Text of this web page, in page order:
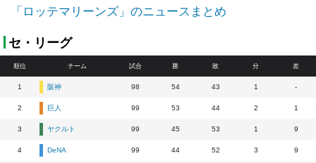
「ロッテマリーンズ」のニュースまとめ
セ・リーグ
順位 チーム 試合 勝 敗 分 差
1 阪神 98 54 43 1 -
2 巨人 99 53 44 2 1
3 ヤクルト 99 45 53 1 9
4 DeNA 99 44 52 3 9